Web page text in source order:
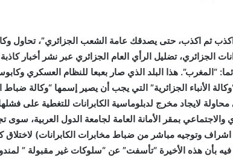
ثم اكذب، حتى يصدقك عامة الشعب الجزائري”، تحاول وكالة
الجزائري، تضليل الرأي العام الجزائري عبر نشر أخبار
“المغرب”. هذا البلد الذي صار بعبعا للنظام العسكري
الأنباء الجزائرية” التي يجب أن يصير إسمها “وكالة ضباط
لايجاد
بمقر الأمانة العامة لجامعة الدول العربية، سوى
وتوجيه مباشر من ضباط مخابرات الكابرانات) لاختلاق
فيه بأن هذه الأخيرة “تأسفت” عن “سلوكات غير مقبولة ”